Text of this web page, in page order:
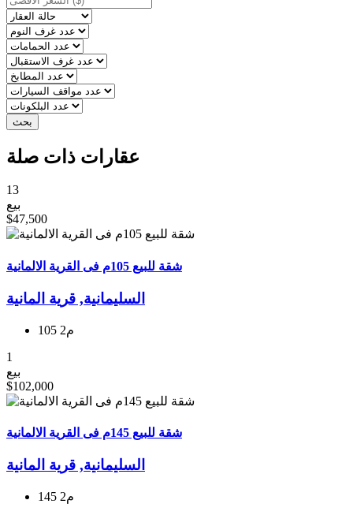
عقارات ذات صلة
13
بيع
$47,500
شقة للبيع 105م فى القرية الالمانية
السليمانية, قریة المانیة
105 م2
1
بيع
$102,000
شقة للبيع 145م فى القرية الالمانية
السليمانية, قریة المانیة
145 م2